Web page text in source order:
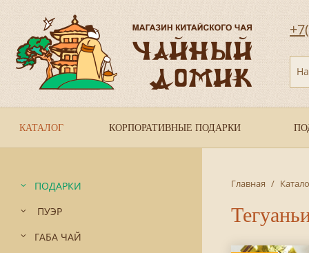
КАТАЛОГ КОРПОРАТИВНЫЕ ПОДАРКИ
ПОДАРКИ
ПУЭР
ГАБА ЧАЙ
Главная /